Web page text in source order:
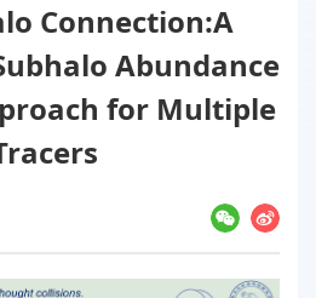
Connection:A
Abundance
for Multiple